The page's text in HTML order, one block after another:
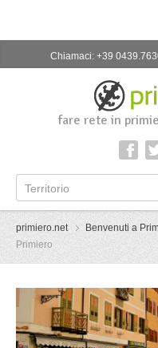
Chiamaci: +39
fare rete in
Territorio
primiero.net Benvenuti a
Primiero